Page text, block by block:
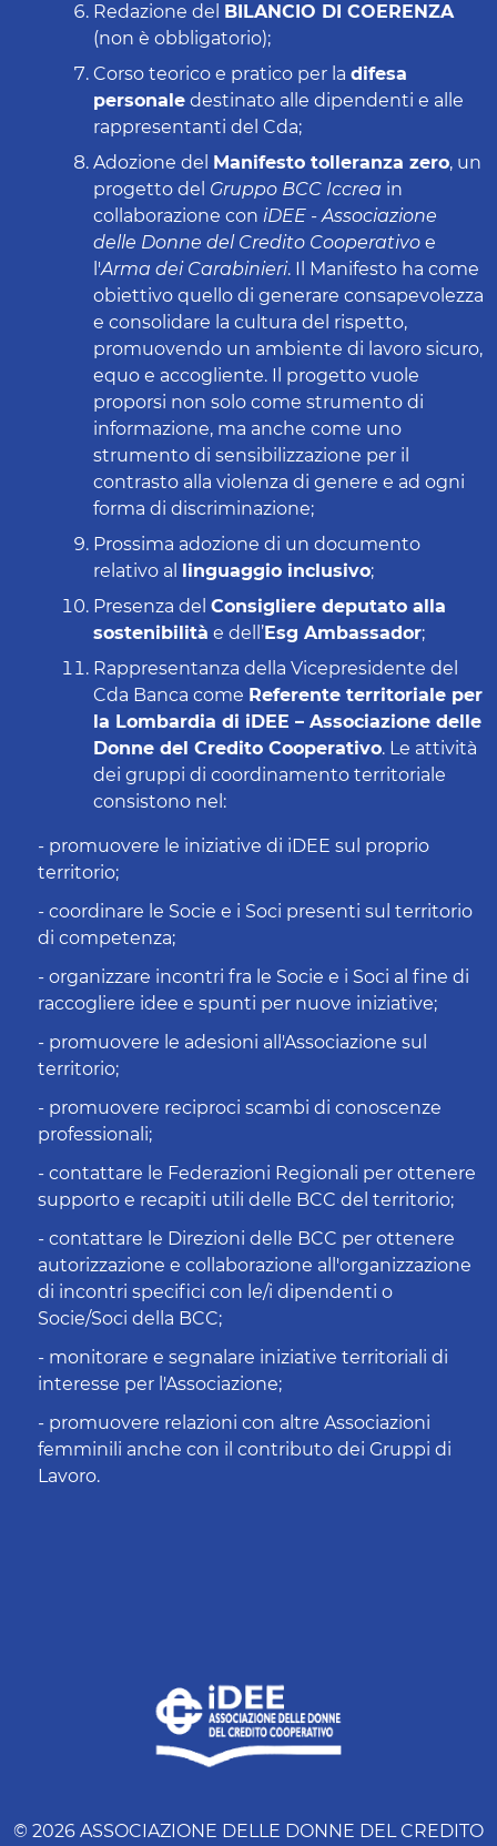
Redazione del
BILANCIO DI COERENZA
(non è obbligatorio);
Corso teorico e pratico per la difesa
personale destinato alle dipendenti e alle
rappresentanti del Cda;
Adozione del
Manifesto tolleranza zero, un
progetto del Gruppo BCC Iccrea in
collaborazione con iDEE - Associazione
delle Donne del Credito Cooperativo e
l'Arma dei Carabinieri. Il Manifesto ha come
obiettivo quello di generare consapevolezza
e consolidare la cultura del rispetto,
promuovendo un ambiente di lavoro sicuro,
equo e accogliente. Il progetto vuole
proporsi non solo come strumento di
informazione, ma anche come uno
strumento di sensibilizzazione per il
contrasto alla violenza di genere e ad ogni
forma di discriminazione;
Prossima adozione di un documento
relativo al
linguaggio inclusivo;
Presenza del Consigliere deputato alla
sostenibilità e dell’ Esg Ambassador;
Rappresentanza della Vicepresidente del
Cda Banca come Referente territoriale per
la Lombardia di iDEE – Associazione delle
Donne del Credito Cooperativo. Le attività
dei gruppi di coordinamento territoriale
consistono nel:
- promuovere le iniziative di iDEE sul proprio
territorio;
- coordinare le Socie e i Soci presenti sul territorio
di competenza;
- organizzare incontri fra le Socie e i Soci al fine di
raccogliere idee e spunti per nuove iniziative;
- promuovere le adesioni all'Associazione sul
territorio;
- promuovere reciproci scambi di conoscenze
professionali;
- contattare le Federazioni Regionali per ottenere
supporto e recapiti utili delle BCC del territorio;
- contattare le Direzioni delle BCC per ottenere
autorizzazione e collaborazione all'organizzazione
di incontri specifici con le/i dipendenti o
Socie/Soci della BCC;
- monitorare e segnalare iniziative territoriali di
interesse per l'Associazione;
- promuovere relazioni con altre Associazioni
femminili anche con il contributo dei Gruppi di
Lavoro.
© 2026 ASSOCIAZIONE DELLE DONNE DEL CREDITO